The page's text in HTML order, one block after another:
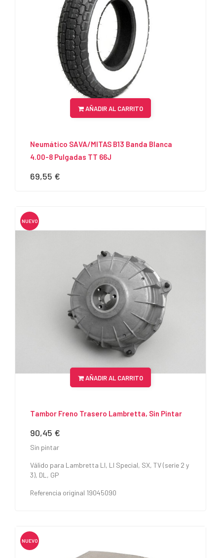
AÑADIR AL CARRITO
Neumático SAVA/MITAS B13 Banda Blanca
4.00-8 Pulgadas TT 66J
Precio
69,55 €
NUEVO
AÑADIR AL CARRITO
Tambor Freno Trasero Lambretta, Sin Pintar
Precio
90,45 €
Sin pintar
Válido para Lambretta LI, LI Special, SX, TV (serie 2 y
3), DL, GP
Referencia original 19045090
NUEVO